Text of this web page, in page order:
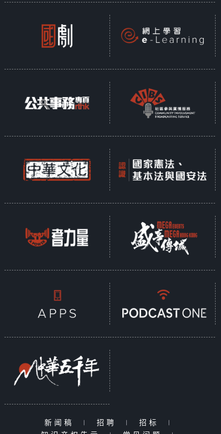
新闻稿 | 招聘 | 招标
|